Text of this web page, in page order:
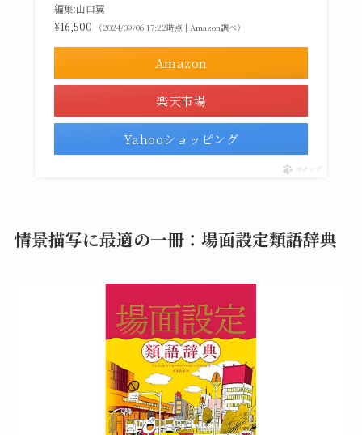
編集:山口翼
¥16,500
（2024/09/06 17:22時点 | Amazon調べ）
Amazon
楽天市場
Yahooショッピング
ポチップ
情景描写に最適の一冊：場面設定類語辞典